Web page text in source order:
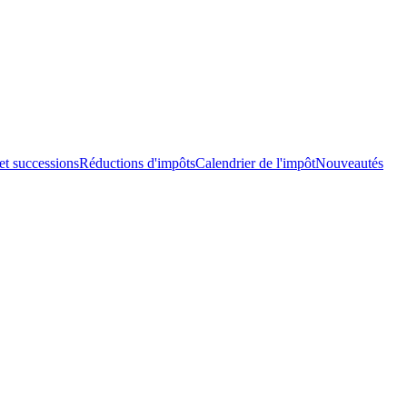
successionsRéductions d'impôtsCalendrier de l'impôtNouveautés